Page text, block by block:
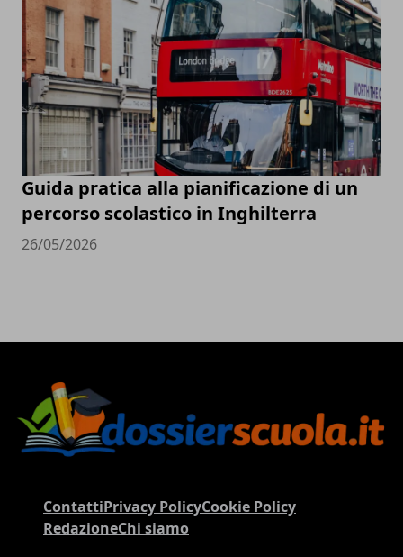
Guida pratica alla pianificazione di un
percorso scolastico in Inghilterra
26/05/2026
ContattiPrivacy PolicyCookie Policy
RedazioneChi siamo